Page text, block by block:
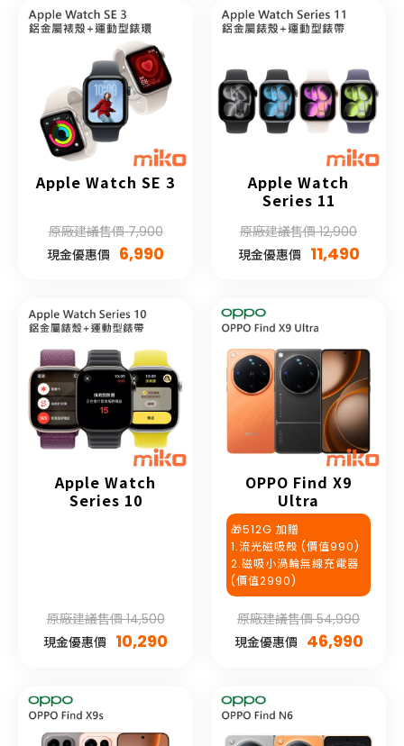
Apple Watch SE 3
原廠建議售價 7,900
現金優惠價 6,990
Apple Watch
Series 11
原廠建議售價 12,900
現金優惠價 11,490
Apple Watch
Series 10
原廠建議售價 14,500
現金優惠價 10,290
OPPO Find X9
Ultra
🎁512G 加贈
1.流光磁吸殼 (價值990)
2.磁吸小渦輪無線充電器
(價值2990)
原廠建議售價 54,990
現金優惠價 46,990